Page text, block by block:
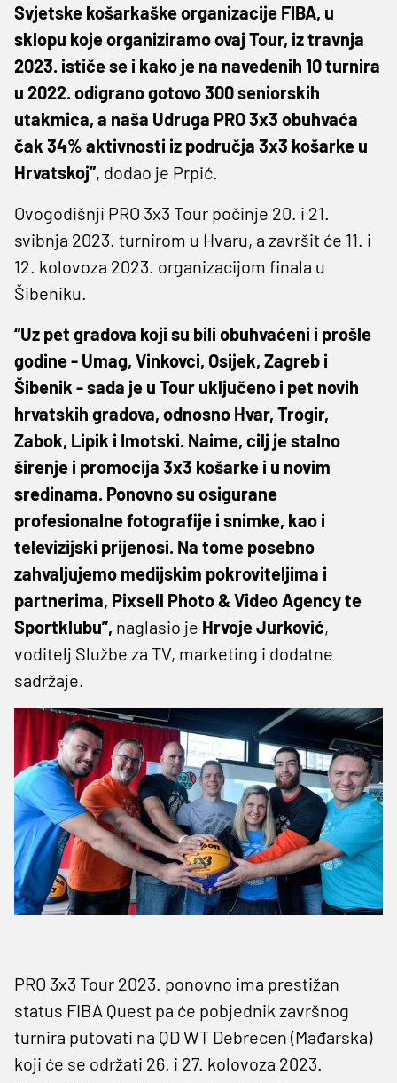
Svjetske košarkaške organizacije FIBA, u
sklopu koje organiziramo ovaj Tour, iz travnja
2023. ističe se i kako je na navedenih 10 turnira
u 2022. odigrano gotovo 300 seniorskih
utakmica, a naša Udruga PRO 3x3 obuhvaća
čak 34% aktivnosti iz područja 3x3 košarke u
Hrvatskoj”, dodao je Prpić.
Ovogodišnji PRO 3x3 Tour počinje 20. i 21.
svibnja 2023. turnirom u Hvaru, a završit će 11. i
12. kolovoza 2023. organizacijom finala u
Šibeniku.
“Uz pet gradova koji su bili obuhvaćeni i prošle
godine - Umag, Vinkovci, Osijek, Zagreb i
Šibenik - sada je u Tour uključeno i pet novih
hrvatskih gradova, odnosno Hvar, Trogir,
Zabok, Lipik i Imotski. Naime, cilj je stalno
širenje i promocija 3x3 košarke i u novim
sredinama. Ponovno su osigurane
profesionalne fotografije i snimke, kao i
televizijski prijenosi. Na tome posebno
zahvaljujemo medijskim pokroviteljima i
partnerima, Pixsell Photo & Video Agency te
Sportklubu”, naglasio je Hrvoje Jurković,
voditelj Službe za TV, marketing i dodatne
sadržaje.
PRO 3x3 Tour 2023. ponovno ima prestižan
status FIBA Quest pa će pobjednik završnog
turnira putovati na QD WT Debrecen (Mađarska)
koji će se održati 26. i 27. kolovoza 2023.